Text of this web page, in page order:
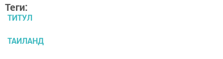
Теги:
ТИТУЛ
ТАИЛАНД